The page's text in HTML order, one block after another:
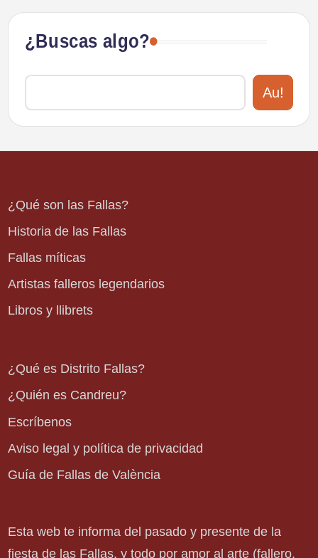
¿Buscas algo?
Au!
¿Qué son las Fallas?
Historia de las Fallas
Fallas míticas
Artistas falleros legendarios
Libros y llibrets
¿Qué es Distrito Fallas?
¿Quién es Candreu?
Escríbenos
Aviso legal y política de privacidad
Guía de Fallas de València
Esta web te informa del pasado y presente de la
fiesta de las Fallas, y todo por amor al arte (fallero,